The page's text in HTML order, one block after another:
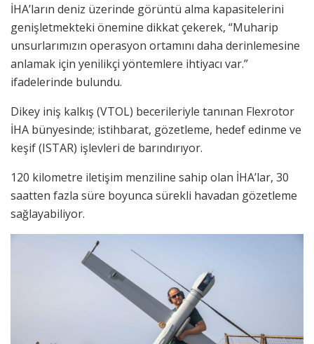
İHA’ların deniz üzerinde görüntü alma kapasitelerini
genişletmekteki önemine dikkat çekerek, “Muharip
unsurlarımızın operasyon ortamını daha derinlemesine
anlamak için yenilikçi yöntemlere ihtiyacı var.”
ifadelerinde bulundu.
Dikey iniş kalkış (VTOL) becerileriyle tanınan Flexrotor
İHA bünyesinde; istihbarat, gözetleme, hedef edinme ve
keşif (ISTAR) işlevleri de barındırıyor.
120 kilometre iletişim menziline sahip olan İHA’lar, 30
saatten fazla süre boyunca sürekli havadan gözetleme
sağlayabiliyor.